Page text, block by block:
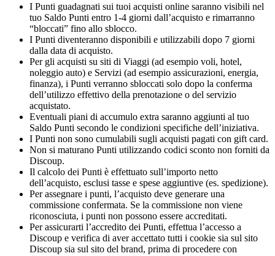
I Punti guadagnati sui tuoi acquisti online saranno visibili nel
tuo Saldo Punti entro 1-4 giorni dall’acquisto e rimarranno
“bloccati” fino allo sblocco.
I Punti diventeranno disponibili e utilizzabili dopo 7 giorni
dalla data di acquisto.
Per gli acquisti su siti di Viaggi (ad esempio voli, hotel,
noleggio auto) e Servizi (ad esempio assicurazioni, energia,
finanza), i Punti verranno sbloccati solo dopo la conferma
dell’utilizzo effettivo della prenotazione o del servizio
acquistato.
Eventuali piani di accumulo extra saranno aggiunti al tuo
Saldo Punti secondo le condizioni specifiche dell’iniziativa.
I Punti non sono cumulabili sugli acquisti pagati con gift card.
Non si maturano Punti utilizzando codici sconto non forniti da
Discoup.
Il calcolo dei Punti è effettuato sull’importo netto
dell’acquisto, esclusi tasse e spese aggiuntive (es. spedizione).
Per assegnare i punti, l’acquisto deve generare una
commissione confermata. Se la commissione non viene
riconosciuta, i punti non possono essere accreditati.
Per assicurarti l’accredito dei Punti, effettua l’accesso a
Discoup e verifica di aver accettato tutti i cookie sia sul sito
Discoup sia sul sito del brand, prima di procedere con